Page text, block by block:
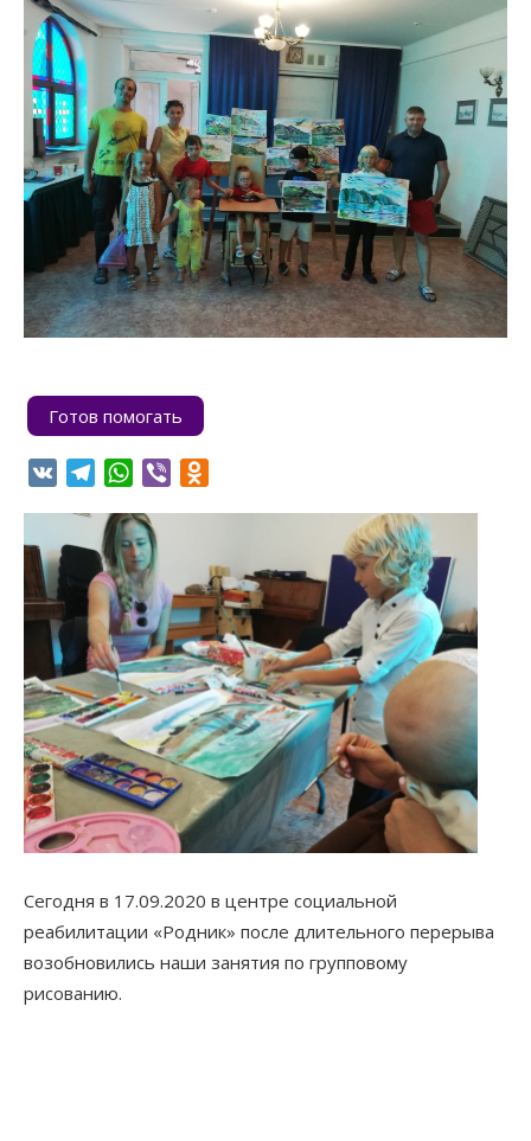
Готов помогать
VK TelegramWhatsApp
Viber
Сегодня в 17.09.2020 в центре социальной
реабилитации «Родник» после длительного перерыва
возобновились наши занятия по групповому
рисованию.